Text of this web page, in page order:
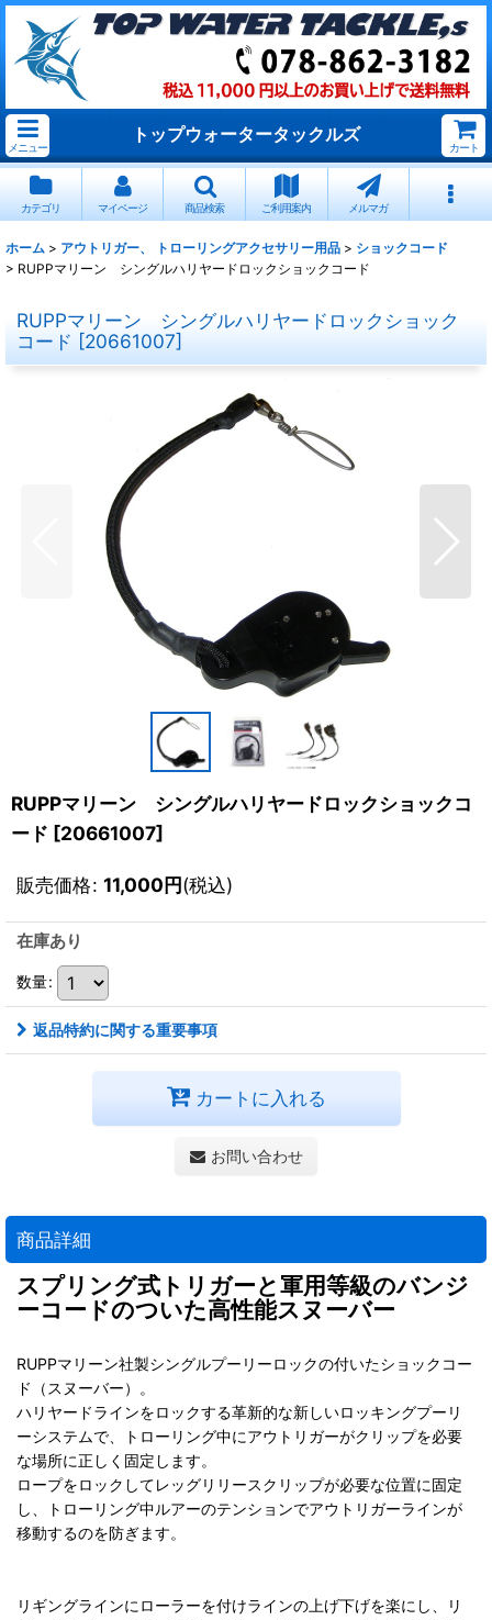
メニュー
トップウォータータックルズ
カート
カテゴリ マイページ 商品検索 ご利用案内 メルマガ
ホーム > アウトリガー、 トローリングアクセサリー用品 > ショックコード
> RUPPマリーン シングルハリヤードロックショックコード
RUPPマリーン シングルハリヤードロックショック
コード [20661007]
RUPPマリーン シングルハリヤードロックショックコ
ード [20661007]
販売価格: 11,000円(税込)
在庫あり
数量:
返品特約に関する重要事項
カートに入れる
お問い合わせ
商品詳細
スプリング式トリガーと軍用等級のバンジ
ーコードのついた高性能スヌーバー
RUPPマリーン社製シングルプーリーロックの付いたショックコー
ド（スヌーバー）。
ハリヤードラインをロックする革新的な新しいロッキングプーリ
ーシステムで、トローリング中にアウトリガーがクリップを必要
な場所に正しく固定します。
ロープをロックしてレッグリリースクリップが必要な位置に固定
し、トローリング中ルアーのテンションでアウトリガーラインが
移動するのを防ぎます。
リギングラインにローラーを付けラインの上げ下げを楽にし、リ